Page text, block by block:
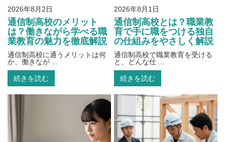
2026年8月2日
通信制高校のメリット
は？働きながら学べる職
業教育の魅力を徹底解説
通信制高校に通うメリットは何
か、働きなが ...
続きを読む
2026年8月1日
通信制高校とは？職業教
育で手に職をつける独自
の仕組みをやさしく解説
通信制高校で職業教育を受ける
と、どんな仕 ...
続きを読む